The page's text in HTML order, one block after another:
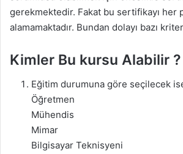
gerekmektedir. Fakat bu sertifikayı her
alamamaktadır. Bundan dolayı bazı
Kimler Bu kursu Alabilir ?
Eğitim durumuna göre seçilecek
Öğretmen
Mühendis
Mimar
Bilgisayar Teknisyeni